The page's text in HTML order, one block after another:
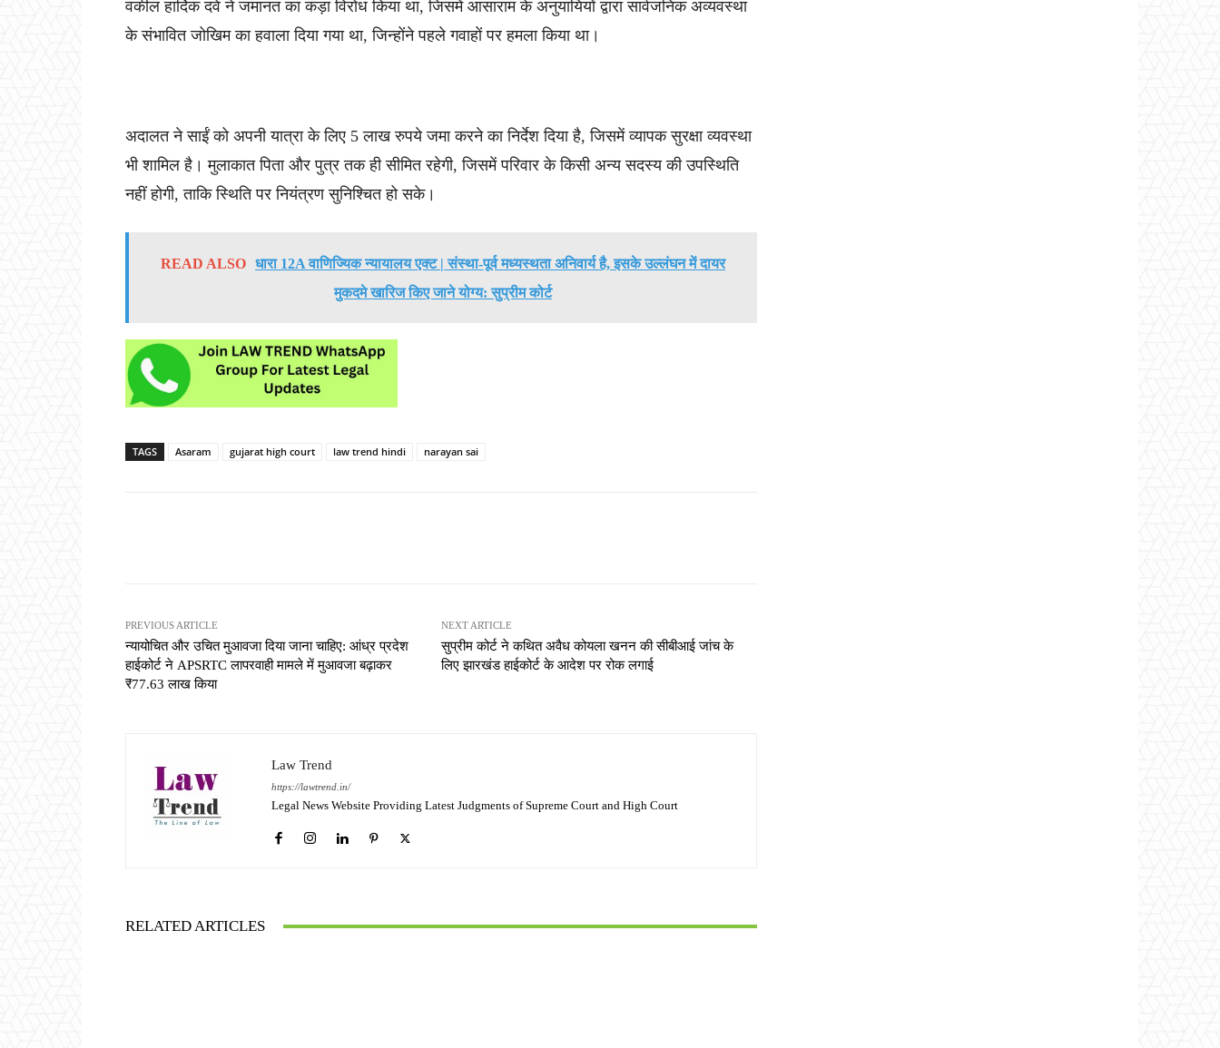
वकील हार्दिक दवे ने जमानत का कड़ा विरोध किया था, जिसमें आसाराम के अनुयायियों द्वारा सार्वजनिक अव्यवस्था
के संभावित जोखिम का हवाला दिया गया था, जिन्होंने पहले गवाहों पर हमला किया था।
अदालत ने साईं को अपनी यात्रा के लिए 5 लाख रुपये जमा करने का निर्देश दिया है, जिसमें व्यापक सुरक्षा व्यवस्था
भी शामिल है। मुलाकात पिता और पुत्र तक ही सीमित रहेगी, जिसमें परिवार के किसी अन्य सदस्य की उपस्थिति
नहीं होगी, ताकि स्थिति पर नियंत्रण सुनिश्चित हो सके।
READ ALSO धारा 12A वाणिज्यिक न्यायालय एक्ट | संस्था-पूर्व मध्यस्थता अनिवार्य है, इसके उल्लंघन में दायर
मुकदमे खारिज किए जाने योग्य: सुप्रीम कोर्ट
TAGS Asaram gujarat high court law trend hindi narayan sai
PREVIOUS ARTICLE
न्यायोचित और उचित मुआवजा दिया जाना चाहिए: आंध्र प्रदेश
हाईकोर्ट ने APSRTC लापरवाही मामले में मुआवजा बढ़ाकर
₹77.63 लाख किया
NEXT ARTICLE
सुप्रीम कोर्ट ने कथित अवैध कोयला खनन की सीबीआई जांच के
लिए झारखंड हाईकोर्ट के आदेश पर रोक लगाई
Law Trend
https://lawtrend.in/
Legal News Website Providing Latest Judgments of Supreme Court and High Court
RELATED ARTICLES